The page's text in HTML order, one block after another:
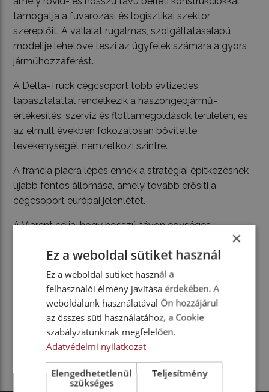
támogatja a fuvarozási és logisztikai szektor
szereplőit. A vállalat rugalmas, szolgáltatásalapú
modellje lehetővé teszi az ügyfelek számára a gyors
járműhozzáférést.
A Delta-Truck cégcsoport több évtizedes
tapasztalattal rendelkezik a haszongépjármű-
értékesítés, szerviz és flottamegoldások területén, és
az elmúlt években fokozatosan bővítette
tevékenységét nemzetközi szintre.
A francia piacra lépés ennek a stratégiai építkezésnek
újabb fontos állomása, amely tovább erősíti a
cégcsoport európai jelenlétét.
A Viarent célja, hogy hosszú távon egységes,
kínáljon partnereinek Európa-szerte.
MEGOSZTOM MÁSOKKAL
×
Ez a weboldal sütiket használ
Ez a weboldal sütiket használ a
felhasználói élmény javítása érdekében. A
weboldalunk használatával Ön hozzájárul
az összes süti használatához, a Cookie
szabályzatunknak megfelelően.
Adatvédelmi nyilatkozat
Elengedhetetlenül
szükséges
Teljesítmény